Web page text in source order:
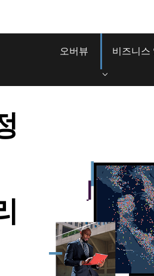
자 구
ArcGIS Pro에
ArcGIS Pro는 Esri에
수준의 매핑, 분석 및
크톱 애플리케이션입
동하는지 확인하고, 직
터랙티브 맵을 사용해
살펴보고, 무료 평가판
ArcGIS Pro 탐색하기
공간 데이터 사이언
이 강사 주도 과정에서는
관계를 밝혀내고 복잡한
사이트를 도출하는 데 사
법을 살펴봅니다.
이 과정 살펴보기
생명선이 된 맵
브라질의 역사적인
술을 전문으로 하는
에 17개의 긴급 홍수
여 중요한 구조 작업
스토리 읽어보기
인공 지능
로케이션 인텔리
오버뷰 비즈니스